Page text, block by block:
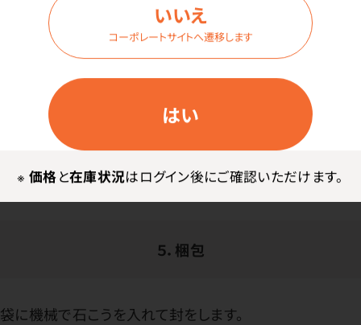
はい
いいえ
コーポレートサイトへ遷移します
※ 価格と在庫状況はログイン後にご確認いただけます。
５．梱包
袋に機械で石こうを入れて封をします。